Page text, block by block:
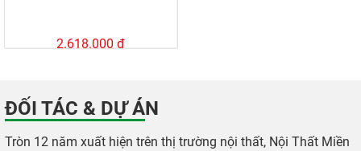
2.618.000 đ
ĐỐI TÁC & DỰ ÁN
Tròn 12 năm xuất hiện trên thị trường nội thất, Nội Thất Miền